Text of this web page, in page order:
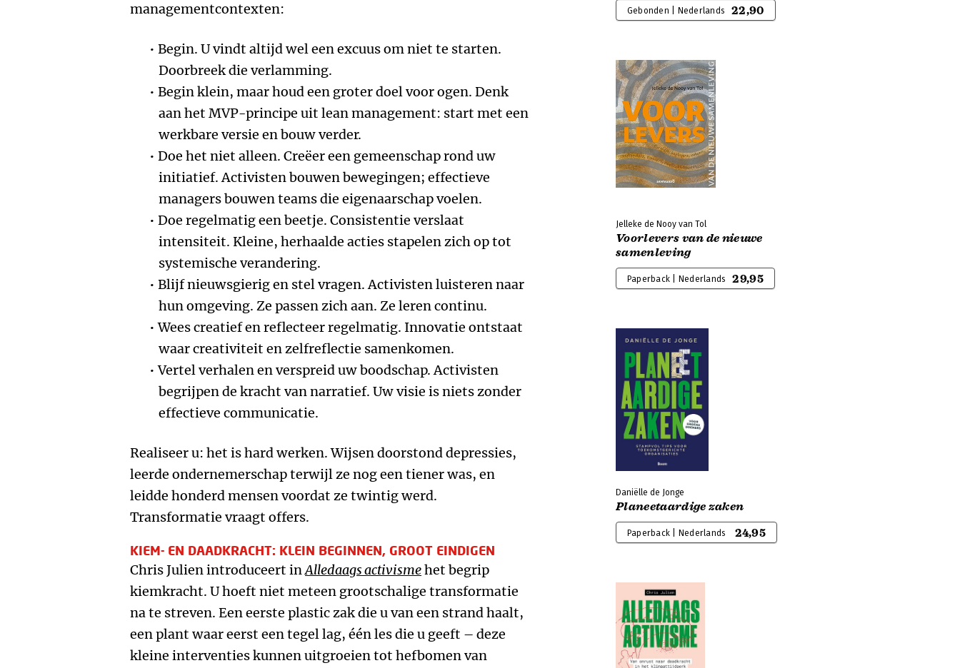
managementcontexten:
Begin. U vindt altijd wel een excuus om niet te starten.
Doorbreek die verlamming.
Begin klein, maar houd een groter doel voor ogen. Denk
aan het MVP-principe uit lean management: start met een
werkbare versie en bouw verder.
Doe het niet alleen. Creëer een gemeenschap rond uw
initiatief. Activisten bouwen bewegingen; effectieve
managers bouwen teams die eigenaarschap voelen.
Doe regelmatig een beetje. Consistentie verslaat
intensiteit. Kleine, herhaalde acties stapelen zich op tot
systemische verandering.
Blijf nieuwsgierig en stel vragen. Activisten luisteren naar
hun omgeving. Ze passen zich aan. Ze leren continu.
Wees creatief en reflecteer regelmatig. Innovatie ontstaat
waar creativiteit en zelfreflectie samenkomen.
Vertel verhalen en verspreid uw boodschap. Activisten
begrijpen de kracht van narratief. Uw visie is niets zonder
effectieve communicatie.
Realiseer u: het is hard werken. Wijsen doorstond depressies,
leerde ondernemerschap terwijl ze nog een tiener was, en
leidde honderd mensen voordat ze twintig werd.
Transformatie vraagt offers.
KIEM- EN DAADKRACHT: KLEIN BEGINNEN, GROOT EINDIGEN
Chris Julien introduceert inAlledaags activismehet begrip
kiemkracht. U hoeft niet meteen grootschalige transformatie
na te streven. Een eerste plastic zak die u van een strand haalt,
een plant waar eerst een tegel lag, één les die u geeft – deze
kleine interventies kunnen uitgroeien tot hefbomen van
Gebonden | Nederlands 22,90
Jelleke de Nooy van Tol
Voorlevers van de nieuwe
samenleving
Paperback | Nederlands 29,95
Daniëlle de Jonge
Planeetaardige zaken
Paperback | Nederlands 24,95